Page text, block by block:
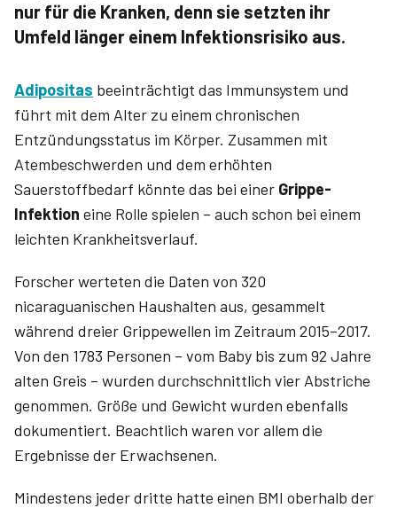
nur für die Kranken, denn sie setzten ihr
Umfeld länger einem Infektionsrisiko aus.
Adipositas beeinträchtigt das Immunsystem und
führt mit dem Alter zu einem chronischen
Entzündungsstatus im Körper. Zusammen mit
Atembeschwerden und dem erhöhten
Sauerstoffbedarf könnte das bei einer Grippe-
Infektion eine Rolle spielen – auch schon bei einem
leichten Krankheitsverlauf.
Forscher werteten die Daten von 320
nicaraguanischen Haushalten aus, gesammelt
während dreier Grippewellen im Zeitraum 2015–2017.
Von den 1783 Personen – vom Baby bis zum 92 Jahre
alten Greis – wurden durchschnittlich vier Abstriche
genommen. Größe und Gewicht wurden ebenfalls
dokumentiert. Beachtlich waren vor allem die
Ergebnisse der Erwachsenen.
Mindestens jeder dritte hatte einen BMI oberhalb der